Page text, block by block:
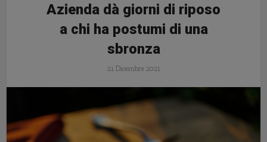
Azienda dà giorni di riposo
a chi ha postumi di una
sbronza
21 Dicembre 2021